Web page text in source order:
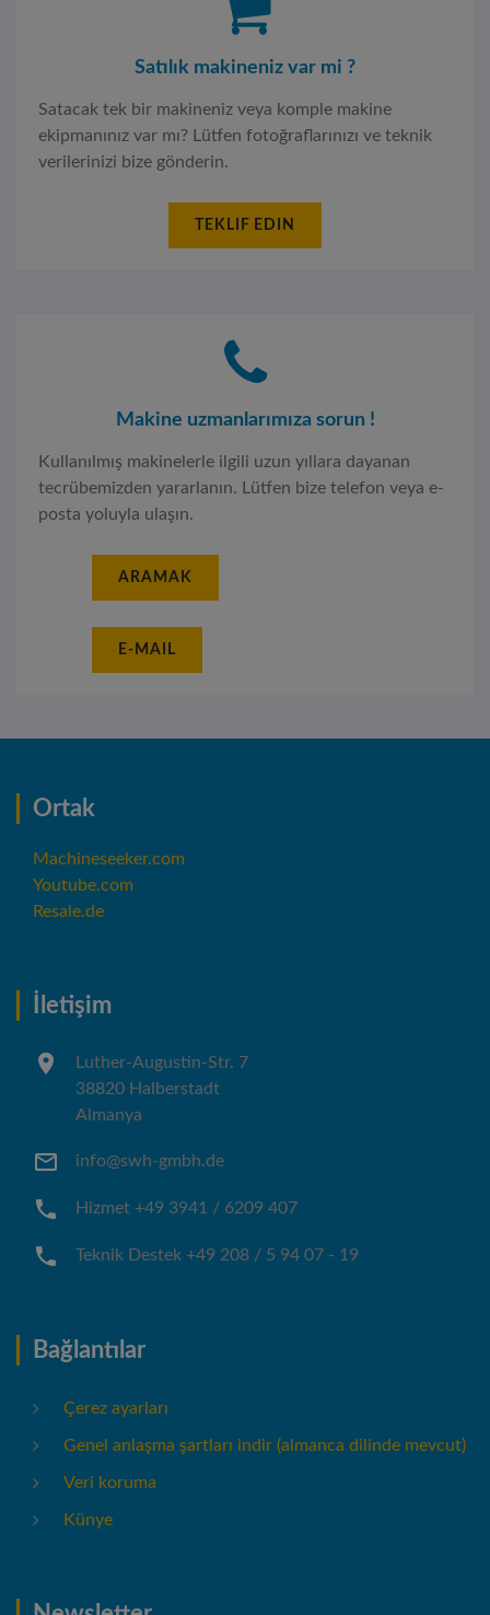
Satılık makineniz var mi ?
Satacak tek bir makineniz veya komple makine
ekipmanınız var mı? Lütfen fotoğraflarınızı ve teknik
verilerinizi bize gönderin.
TEKLIF EDIN
Makine uzmanlarımıza sorun !
Kullanılmış makinelerle ilgili uzun yıllara dayanan
tecrübemizden yararlanın. Lütfen bize telefon veya e-
posta yoluyla ulaşın.
ARAMAK
E-MAIL
Ortak
Machineseeker.com
Youtube.com
Resale.de
İletişim
Luther-Augustin-Str. 7
38820 Halberstadt
Almanya
info@swh-gmbh.de
Hizmet +49 3941 / 6209 407
Teknik Destek +49 208 / 5 94 07 - 19
Bağlantılar
Çerez ayarları
Genel anlaşma şartları indir (almanca dilinde mevcut)
Veri koruma
Künye